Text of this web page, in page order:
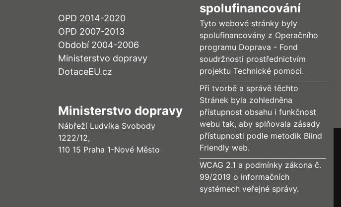
OPD 2014-2020
OPD 2007-2013
Období 2004-2006
Ministerstvo dopravy
DotaceEU.cz
Ministerstvo dopravy
Nábřeží Ludvíka Svobody
1222/12,
110 15 Praha 1-Nové Město
spolufinancování
Tyto webové stránky byly
spolufinancovány z Operačního
programu Doprava - Fond
soudržnosti prostřednictvím
projektu Technické pomoci.
Při tvorbě a správě těchto
Stránek byla zohledněna
přístupnost obsahu i funkčnost
webu tak, aby splňovala zásady
přístupnosti podle metodik Blind
Friendly web.
WCAG 2.1 a podmínky zákona č.
99/2019 o informačních
systémech veřejné správy.